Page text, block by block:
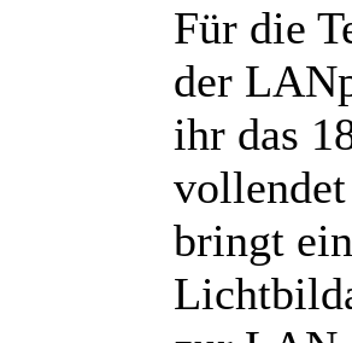
Für die
der
ihr das
bringt